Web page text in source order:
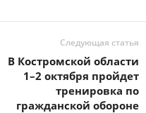
Следующая статья
В Костромской области
1–2 октября пройдет
тренировка по
гражданской обороне